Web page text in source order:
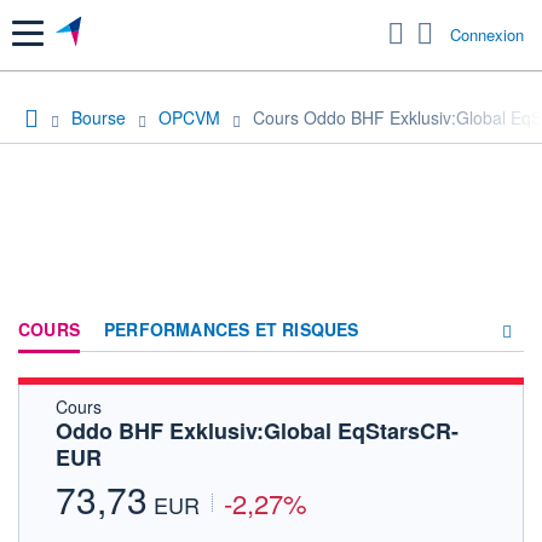
Menu Connexion
Bourse OPCVM Cours Oddo BHF Exklusiv:Global
COURS PERFORMANCES ET RISQUES
FORUM
Cours
Oddo BHF Exklusiv:Global EqStarsCR-
EUR
73,73 EUR -2,27%